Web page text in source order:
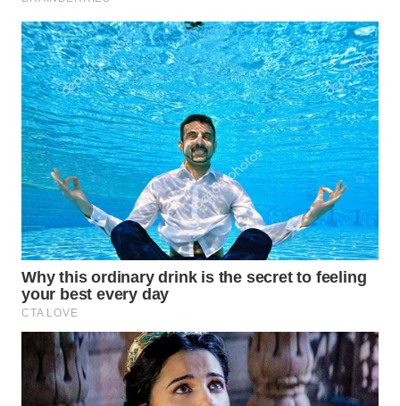
WN
BORNEO
Wahana
Media
Group
WAHANA
NEWS
WAHANA
TANI
WAHANA
ADVOKAT
WAHANA
INFRASTRUKTUR